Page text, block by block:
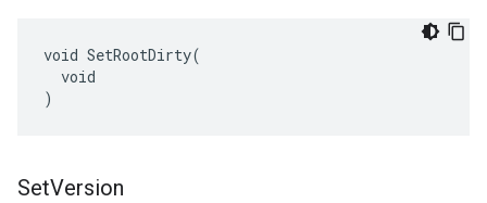
void SetRootDirty(
  void
)
SetVersion